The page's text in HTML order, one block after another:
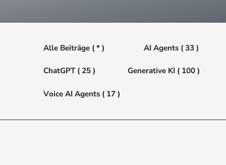
Alle Beiträge ( * ) AI Agents ( 33 )
ChatGPT ( 25 ) Generative KI ( 100 )
Voice AI Agents ( 17 )